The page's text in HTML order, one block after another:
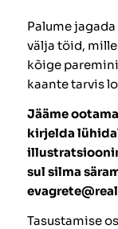
Palume
välja töid,
kõige
kaante tarvis
Jääme
kirjelda
sul silma
Tasustamise